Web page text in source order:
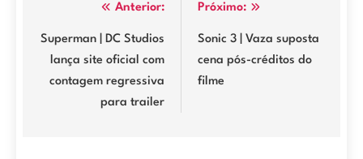
Navegação
de
Post
Anterior:
Superman | DC Studios
lança site oficial com
contagem regressiva
para trailer
Próximo:
Sonic 3 | Vaza suposta
cena pós-créditos do
filme